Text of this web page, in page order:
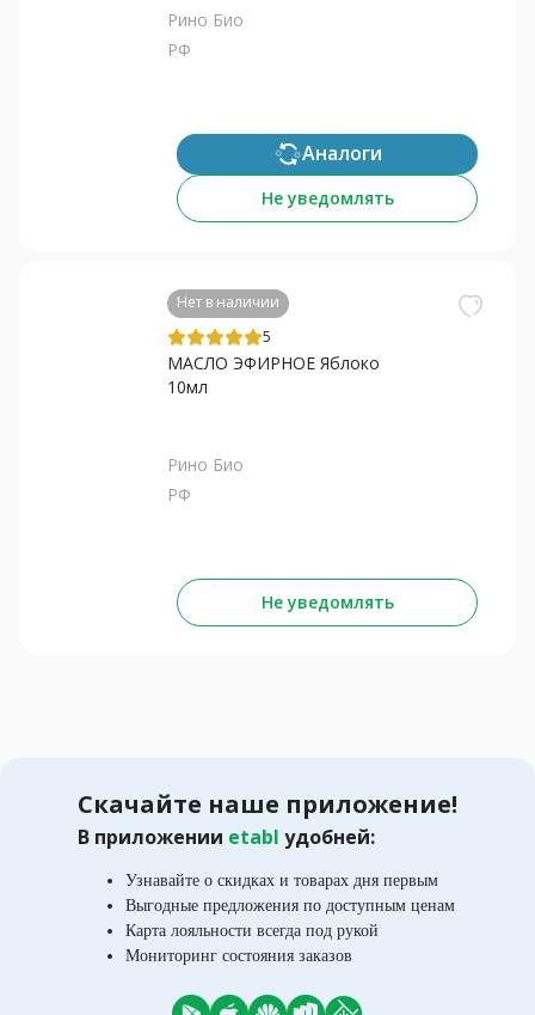
Рино Био
РФ
Аналоги
Не уведомлять
Нет в наличии
5
МАСЛО ЭФИРНОЕ Яблоко
10мл
Рино Био
РФ
Не уведомлять
Скачайте наше приложение!
В приложении etabl удобней:
Узнавайте о скидках и товарах дня первым
Выгодные предложения по доступным ценам
Карта лояльности всегда под рукой
Мониторинг состояния заказов